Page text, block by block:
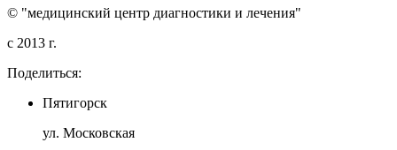
© "медицинский центр диагностики и лечения"
c 2013 г.
Поделиться:
Пятигорск
ул. Московская